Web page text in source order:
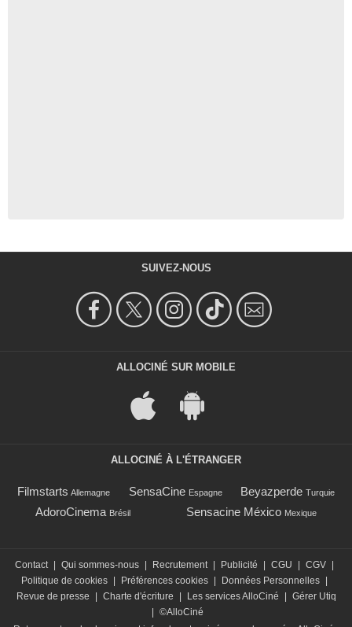
SUIVEZ-NOUS
ALLOCINÉ SUR MOBILE
ALLOCINÉ À L'ÉTRANGER
Filmstarts Allemagne SensaCine Espagne Beyazperde Turquie
AdoroCinema Brésil Sensacine México Mexique
Contact | Qui sommes-nous | Recrutement | Publicité | CGU | CGV |
Politique de cookies | Préférences cookies | Données Personnelles |
Revue de presse
| Charte d'écriture | Les services AlloCiné | Gérer Utiq
| ©AlloCiné